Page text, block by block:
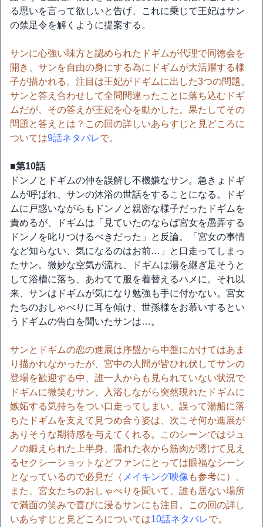
る思いを言って欲しいと告げ、これに乗じて王妃はサン
の禁足令を解くように提案する。
サンに心強い味方と認められたドギムが代理で同徳会を
開き、サンを自由の身にする為にドギムが大活躍する様
子が描かれる。注目は王妃がドギムに出した3つの問題。
サンと答え合わせして全問間違ったことに落ち込むドギ
ムだが、その答えが王妃を心を動かした。果たしてその
問題と答えとは？この回の詳しいあらすじと見どころに
ついては9話ネタバレで。
■第10話
ドンノとドギムの仲を誤解し不機嫌なサン。急きょドギ
ムが呼ばれ、サンの沐浴の世話をすることになる。ドギ
ムに戸惑いながらもドンノと親密な様子だったドギムを
責めるが、ドギムは「見ていたのならば宮女を愚弄する
ドンノを叱りつけるべきだった」と反論。「宮女の事情
など知らない、気になるのはお前…」と口走ってしまっ
たサン。微妙な空気が流れ、ドギムは湯を継ぎ足そうと
して浴槽に落ち、あわてて服を着替えるハメに。それ以
来、サンはドギムが気になり勉強も手に付かない。宮女
たちのおしゃべりに耳を傾け、世孫様をお慕いするとい
うドギムの告白を聞いたサンは…。
サンとドギムの恋の進展は序盤から中盤にかけてはあま
り描かれなかったが、宮中の人間が皆ひれ伏してサンの
登場を歓迎する中、誰一人からも見られていない状況で
ドギムに微笑むサン、入浴しながら突然現れたドギムに
嫉妬する気持ちをつい口走ってしまい、誤って湯船に落
ちたドギムを支えて見つめ合う姿は、次こそ何か進展が
ありそうな期待感を与えてくれる。このシーンではジュ
ノの鍛えられた上半身、濡れた衣から筋肉が透けて見え
るセクシーショットなどファンにとっては眼福なシーン
となっているので必見だ（ メイキング映像 も参考に）。
また、宮女たちのおしゃべりを聞いて、誰も居ない場所
で満面の笑みで喜びに浸るサンにも注目。この回の詳し
いあらすじと見どころについては10話ネタバレで。